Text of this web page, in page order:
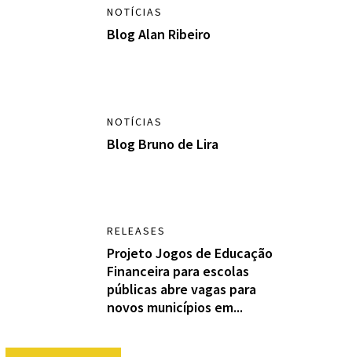
NOTÍCIAS
Blog Alan Ribeiro
NOTÍCIAS
Blog Bruno de Lira
RELEASES
Projeto Jogos de Educação
Financeira para escolas
públicas abre vagas para
novos municípios em...